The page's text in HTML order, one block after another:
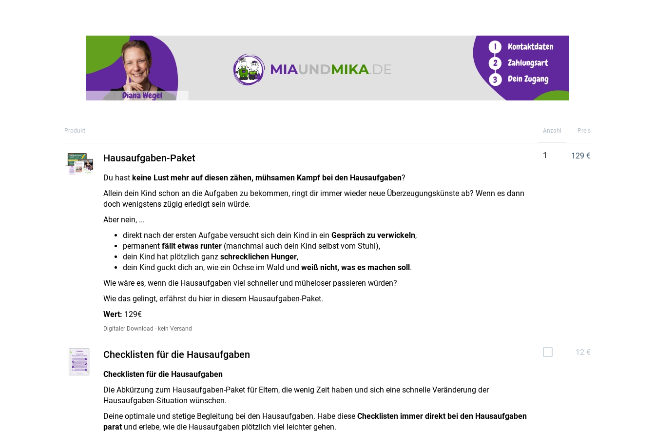
Produkt Anzahl Preis
Hausaufgaben-Paket
Du hast keine Lust mehr auf diesen zähen, mühsamen Kampf bei den Hausaufgaben?
Allein dein Kind schon an die Aufgaben zu bekommen, ringt dir immer wieder neue Überzeugungskünste ab? Wenn es dann
doch wenigstens zügig erledigt sein würde.
Aber nein, ...
direkt nach der ersten Aufgabe versucht sich dein Kind in ein Gespräch zu verwickeln,
permanent fällt etwas runter (manchmal auch dein Kind selbst vom Stuhl),
dein Kind hat plötzlich ganz schrecklichen Hunger,
dein Kind guckt dich an, wie ein Ochse im Wald und weiß nicht, was es machen soll.
Wie wäre es, wenn die Hausaufgaben viel schneller und müheloser passieren würden?
Wie das gelingt, erfährst du hier in diesem Hausaufgaben-Paket.
Wert: 129€
Digitaler Download - kein Versand
1 129 €
Checklisten für die Hausaufgaben
Checklisten für die Hausaufgaben
Die Abkürzung zum Hausaufgaben-Paket für Eltern, die wenig Zeit haben und sich eine schnelle Veränderung der
Hausaufgaben-Situation wünschen.
Deine optimale und stetige Begleitung bei den Hausaufgaben. Habe diese Checklisten immer direkt bei den Hausaufgaben
paratund erlebe, wie die Hausaufgaben plötzlich viel leichter gehen.
12 €